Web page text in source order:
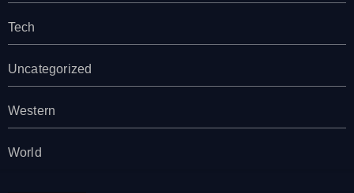
Tech
Uncategorized
Western
World